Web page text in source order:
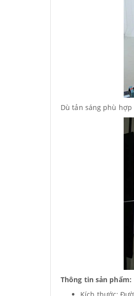
Dù tản sáng phù
Thông tin sản phẩm: